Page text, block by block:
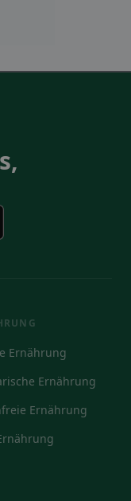
Ernährung
Ernährung
Ernährung